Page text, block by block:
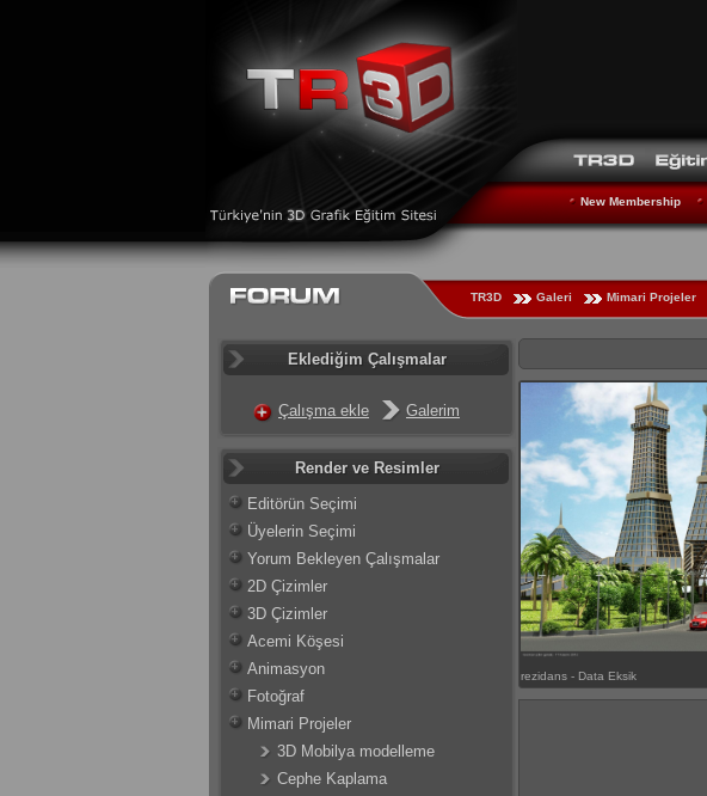
New Membership
TR3D Galeri Mimari Projeler
rezidans - Data Eksik
Eklediğim Çalışmalar
Çalışma ekle Galerim
Render ve Resimler
Editörün Seçimi
Üyelerin Seçimi
Yorum Bekleyen Çalışmalar
2D Çizimler
3D Çizimler
Acemi Köşesi
Animasyon
Fotoğraf
Mimari Projeler
3D Mobilya modelleme
Cephe Kaplama